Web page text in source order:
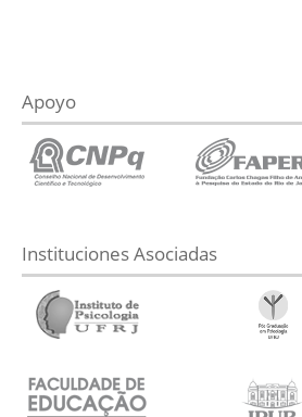
Apoyo
Instituciones Asociadas